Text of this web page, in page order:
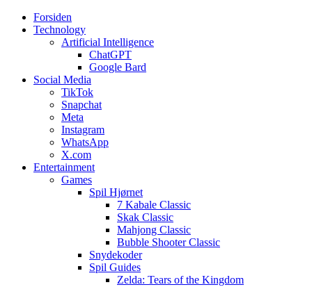
Web3zero.dk
Web3zero.dk
Forsiden
Technology
Artificial Intelligence
ChatGPT
Google Bard
Social Media
TikTok
Snapchat
Meta
Instagram
WhatsApp
X.com
Entertainment
Games
Spil Hjørnet
7 Kabale Classic
Skak Classic
Mahjong Classic
Bubble Shooter Classic
Snydekoder
Spil Guides
Zelda: Tears of the Kingdom